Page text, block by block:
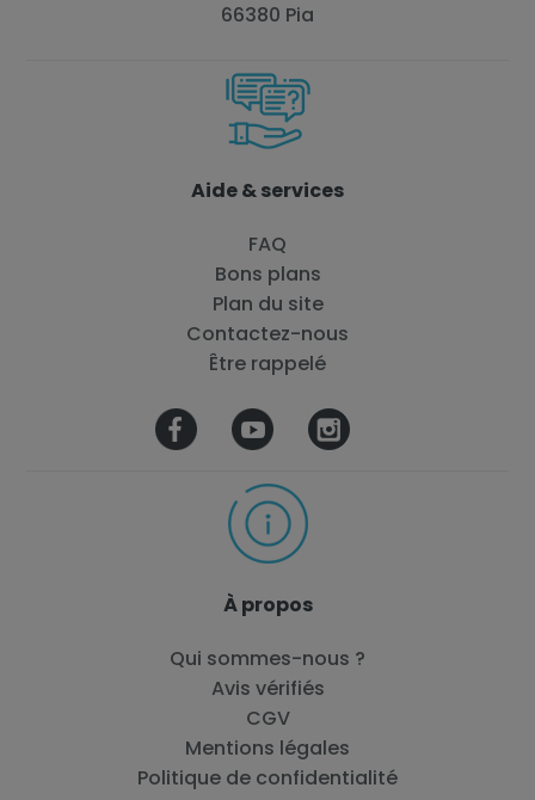
66380 Pia
Aide & services
FAQ
Bons plans
Plan du site
Contactez-nous
Être rappelé
À propos
Qui sommes-nous ?
Avis vérifiés
CGV
Mentions légales
Politique de confidentialité